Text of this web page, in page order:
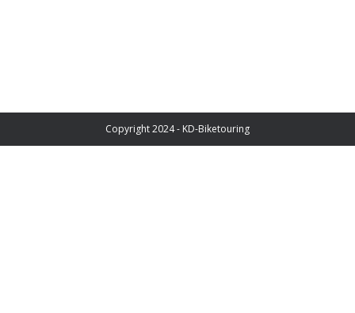
Copyright 2024 - KD-Biketouring